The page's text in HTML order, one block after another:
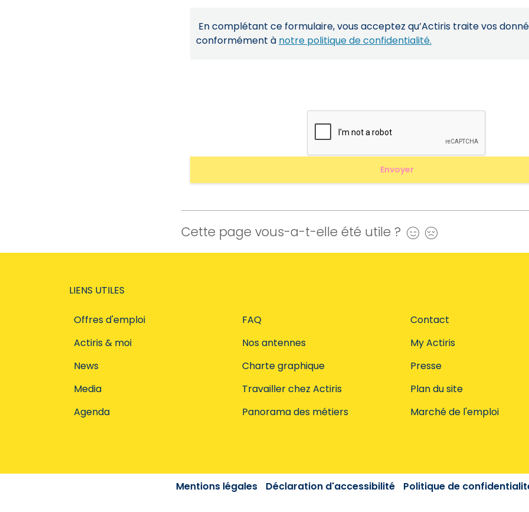
En complétant ce formulaire, vous acceptez qu’Actiris traite vos
conformément à notre politique de confidentialité.
Cette page vous-a-t-elle été utile ? Oui
LIENS UTILES
Offres d'emploi
Actiris & moi
News
Media
Agenda
FAQ
Nos antennes
Charte graphique
Travailler chez Actiris
Panorama des métiers
Contact
My Actiris
Presse
Plan du site
Marché de l'emploi
Mentions légales Déclaration d'accessibilité Politique de